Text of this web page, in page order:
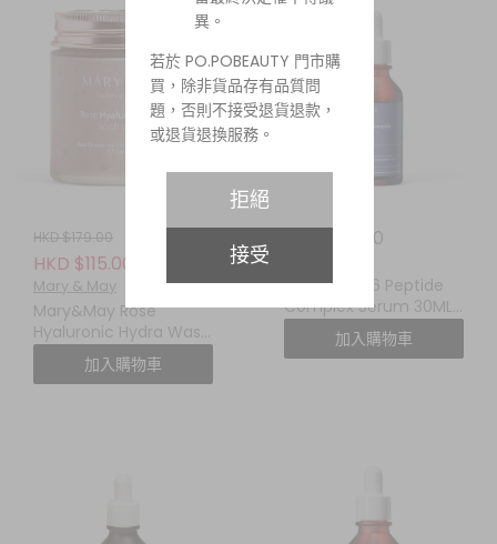
HKD $179.00
HKD $115.00
Mary & May
Mary&May Rose
Hyaluronic Hydra Wash
Off Mask Pack 125g大馬
士革玫瑰無花果補水抗氧
加入購物車
HKD $88.00
Mary&May 6 Peptide
Complex Serum 30ML
六勝肽複合精華
加入購物車
異。
若於 PO.POBEAUTY 門市購
買，除非貨品存有品質問
題，否則不接受退貨退款，
或退貨退換服務。
拒絕
接受